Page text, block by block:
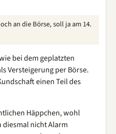
an die Börse, soll ja am 14.
bei dem geplatzten
Versteigerung per Börse.
einen Teil des
Häppchen, wohl
nicht Alarm